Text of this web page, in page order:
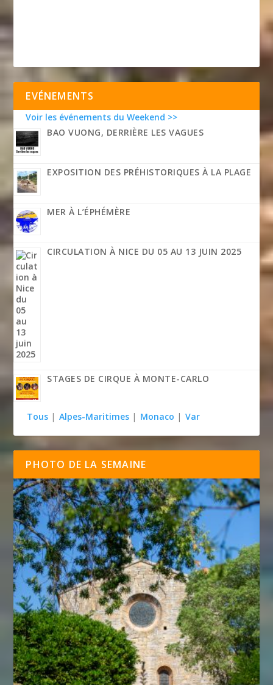
EVÉNEMENTS
Voir les événements du Weekend >>
BAO VUONG, DERRIÈRE LES VAGUES
EXPOSITION DES PRÉHISTORIQUES À LA PLAGE
MER À L’ÉPHÉMÈRE
CIRCULATION À NICE DU 05 AU 13 JUIN 2025
STAGES DE CIRQUE À MONTE-CARLO
Tous | Alpes-Maritimes | Monaco | Var
PHOTO DE LA SEMAINE